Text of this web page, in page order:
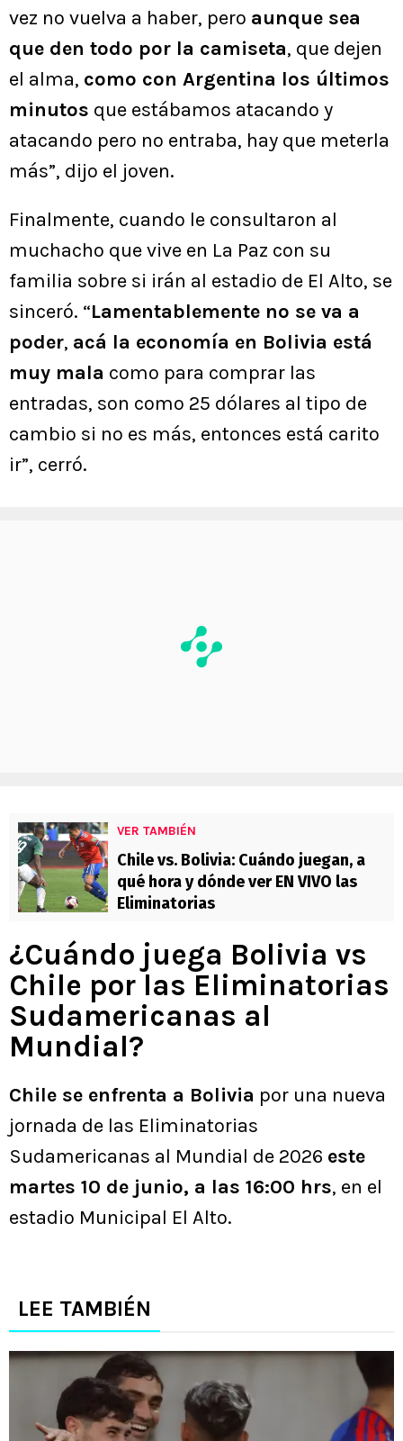
vez no vuelva a haber, pero aunque sea
que den todo por la camiseta, que dejen
el alma, como con Argentina los últimos
minutos que estábamos atacando y
atacando pero no entraba, hay que meterla
más”, dijo el joven.
Finalmente, cuando le consultaron al
muchacho que vive en La Paz con su
familia sobre si irán al estadio de El Alto, se
sinceró. “Lamentablemente no se va a
poder, acá la economía en Bolivia está
muy mala como para comprar las
entradas, son como 25 dólares al tipo de
cambio si no es más, entonces está carito
ir”, cerró.
VER TAMBIÉN
Chile vs. Bolivia: Cuándo juegan, a
qué hora y dónde ver EN VIVO las
Eliminatorias
¿Cuándo juega Bolivia vs
Chile por las Eliminatorias
Sudamericanas al
Mundial?
Chile se enfrenta a Bolivia por una nueva
jornada de las Eliminatorias
Sudamericanas al Mundial de 2026 este
martes 10 de junio, a las 16:00 hrs, en el
estadio Municipal El Alto.
LEE TAMBIÉN